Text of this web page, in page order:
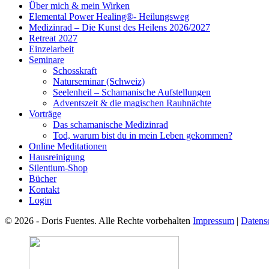
Über mich & mein Wirken
Elemental Power Healing®- Heilungsweg
Medizinrad – Die Kunst des Heilens 2026/2027
Retreat 2027
Einzelarbeit
Seminare
Schosskraft
Naturseminar (Schweiz)
Seelenheil – Schamanische Aufstellungen
Adventszeit & die magischen Rauhnächte
Vorträge
Das schamanische Medizinrad
Tod, warum bist du in mein Leben gekommen?
Online Meditationen
Hausreinigung
Silentium-Shop
Bücher
Kontakt
Login
© 2026 - Doris Fuentes. Alle Rechte vorbehalten Impressum |